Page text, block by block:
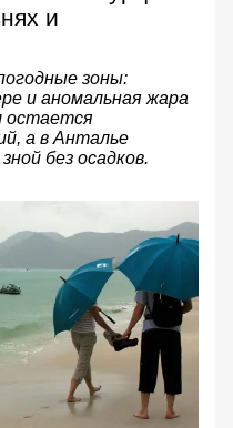
и
зоны:
и аномальная жара
остается
а в Анталье
без осадков.